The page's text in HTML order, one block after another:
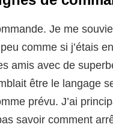
Je me
comme si j’étais
amis avec de
être le langage
prévu. J’ai
savoir comment